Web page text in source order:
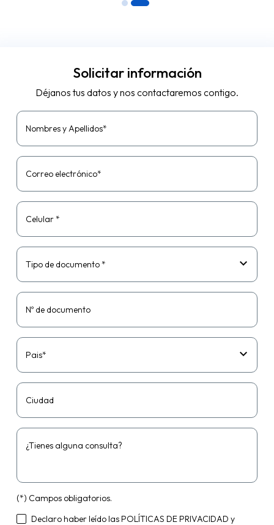
Solicitar información
Déjanos tus datos y nos contactaremos contigo.
Nombres y Apellidos*
Correo electrónico*
Celular *
Tipo de documento *
Nº de documento
Pais*
Ciudad
¿Tienes alguna consulta?
(*) Campos obligatorios.
Declaro haber leído lasPOLÍTICAS DE PRIVACIDAD y